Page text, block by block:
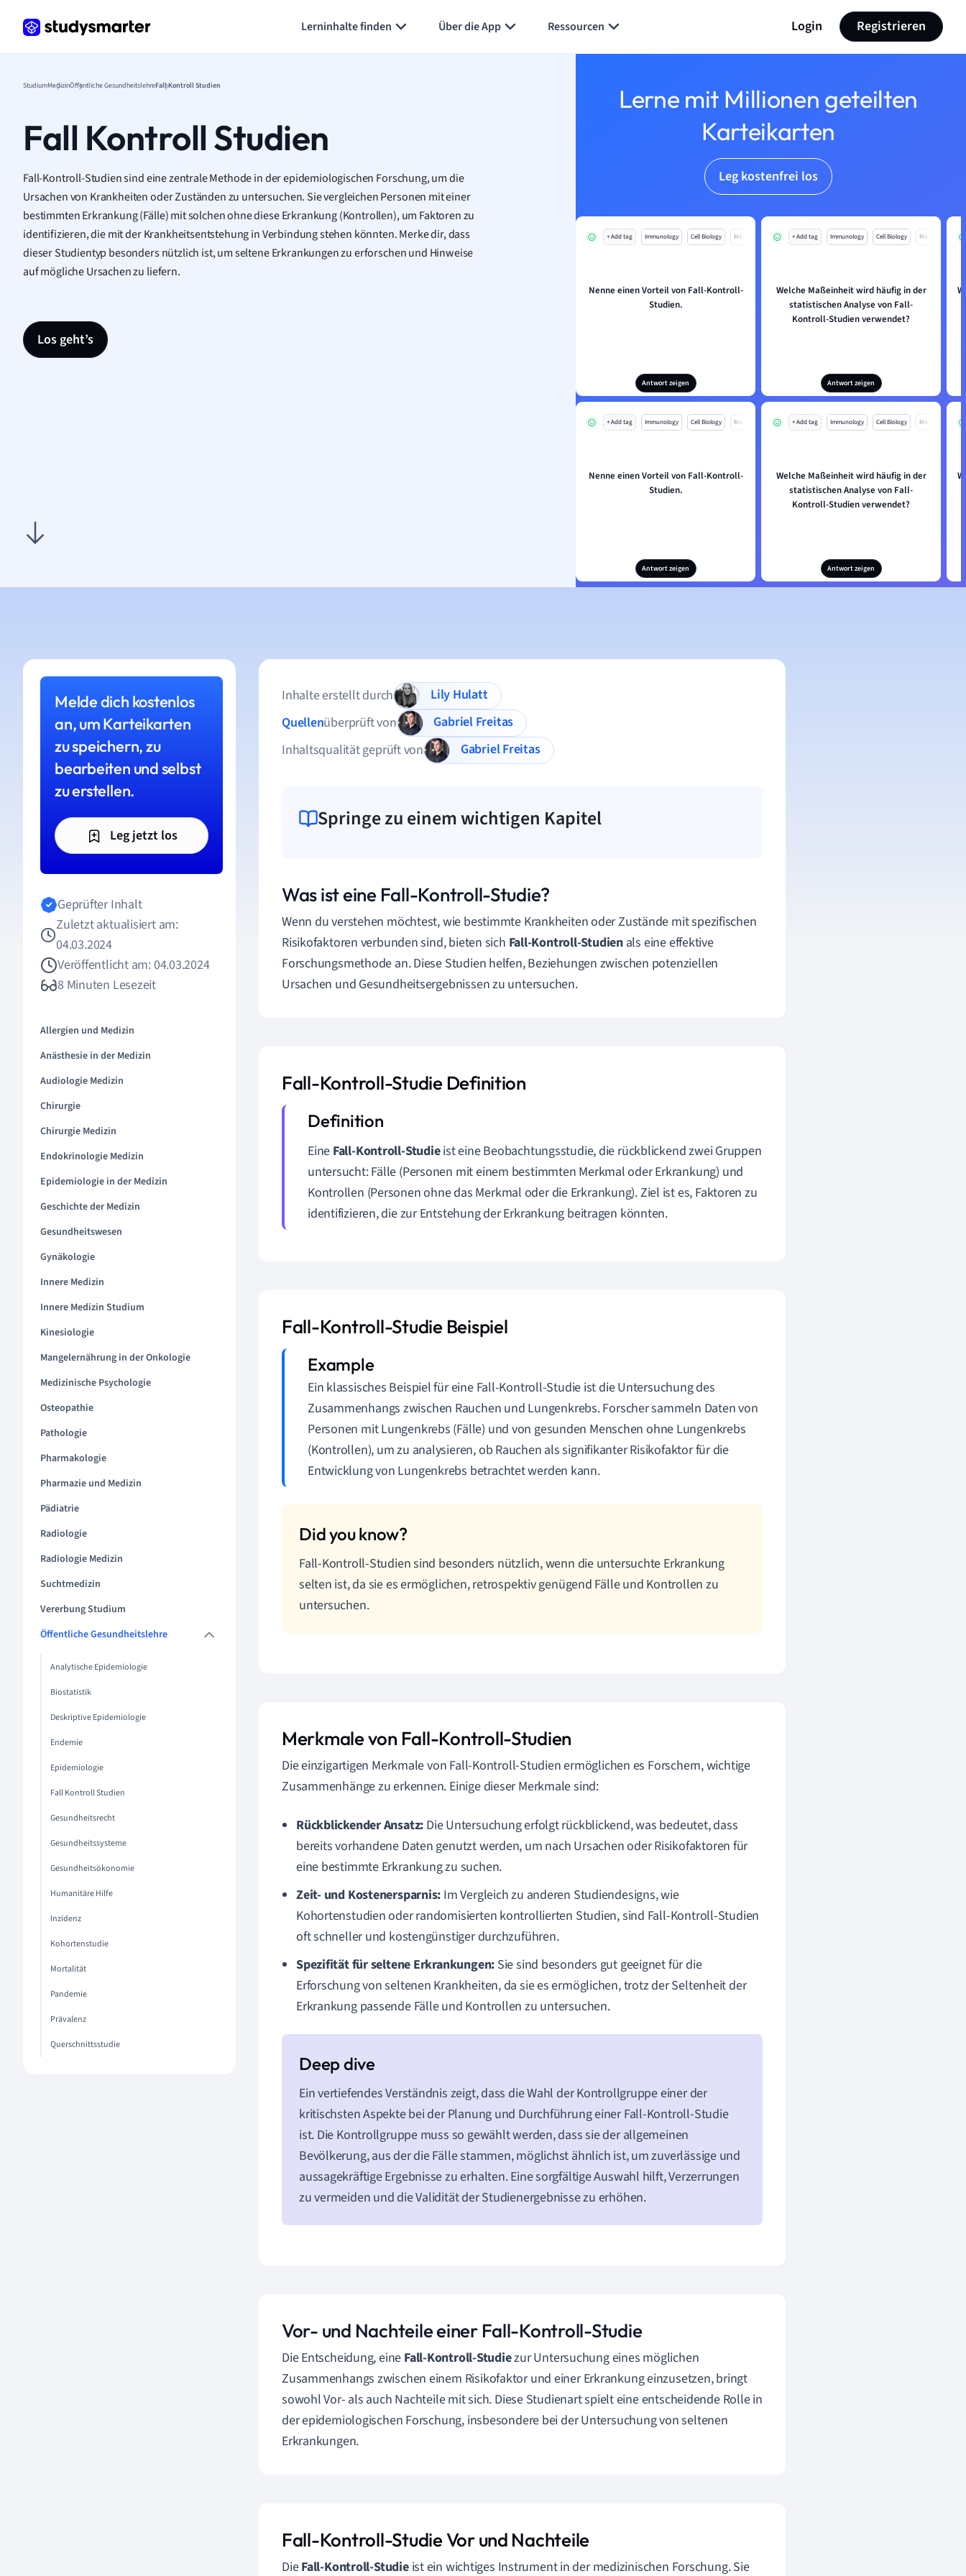
Lerninhalte finden Über die App Ressourcen Login Registrieren
StudiumMedizinÖffentliche GesundheitslehreFall Kontroll Studien
Fall Kontroll Studien
Fall-Kontroll-Studien sind eine zentrale Methode in der epidemiologischen Forschung, um die
Ursachen von Krankheiten oder Zuständen zu untersuchen. Sie vergleichen Personen mit einer
bestimmten Erkrankung (Fälle) mit solchen ohne diese Erkrankung (Kontrollen), um Faktoren zu
identifizieren, die mit der Krankheitsentstehung in Verbindung stehen könnten. Merke dir, dass
dieser Studientyp besonders nützlich ist, um seltene Erkrankungen zu erforschen und Hinweise
auf mögliche Ursachen zu liefern.
Los geht’s
Lerne mit Millionen geteilten
Karteikarten
Leg kostenfrei los
+ Add tag Immunology Cell Biology Mo
Nenne einen Vorteil von Fall-Kontroll-
Studien.
Antwort zeigen
+ Add tag Immunology Cell Biology Mo
Welche Maßeinheit wird häufig in der
statistischen Analyse von Fall-
Kontroll-Studien verwendet?
Antwort zeigen
+ Add tag Immunology Cell Biology Mo
Nenne einen Vorteil von Fall-Kontroll-
Studien.
Antwort zeigen
+ Add tag Immunology Cell Biology Mo
Welche Maßeinheit wird häufig in der
statistischen Analyse von Fall-
Kontroll-Studien verwendet?
Antwort zeigen
Melde dich kostenlos
an, um Karteikarten
zu speichern, zu
bearbeiten und selbst
zu erstellen.
Leg jetzt los
Geprüfter Inhalt
Zuletzt aktualisiert am:
04.03.2024
Veröffentlicht am: 04.03.2024
8 Minuten Lesezeit
Allergien und Medizin
Anästhesie in der Medizin
Audiologie Medizin
Chirurgie
Chirurgie Medizin
Endokrinologie Medizin
Epidemiologie in der Medizin
Geschichte der Medizin
Gesundheitswesen
Gynäkologie
Innere Medizin
Innere Medizin Studium
Kinesiologie
Mangelernährung in der Onkologie
Medizinische Psychologie
Osteopathie
Pathologie
Pharmakologie
Pharmazie und Medizin
Pädiatrie
Radiologie
Radiologie Medizin
Suchtmedizin
Vererbung Studium
Öffentliche Gesundheitslehre
Analytische Epidemiologie
Biostatistik
Deskriptive Epidemiologie
Endemie
Epidemiologie
Fall Kontroll Studien
Gesundheitsrecht
Gesundheitssysteme
Gesundheitsökonomie
Humanitäre Hilfe
Inzidenz
Kohortenstudie
Mortalität
Pandemie
Prävalenz
Querschnittsstudie
Inhalte erstellt durch
Lily Hulatt
Quellenüberprüft von
Gabriel Freitas
Inhaltsqualität geprüft von
Gabriel Freitas
Springe zu einem wichtigen Kapitel
Was ist eine Fall-Kontroll-Studie?
Wenn du verstehen möchtest, wie bestimmte Krankheiten oder Zustände mit spezifischen
Risikofaktoren verbunden sind, bieten sich Fall-Kontroll-Studienals eine effektive
Forschungsmethode an. Diese Studien helfen, Beziehungen zwischen potenziellen
Ursachen und Gesundheitsergebnissen zu untersuchen.
Fall-Kontroll-Studie Definition
Eine Fall-Kontroll-Studieist eine Beobachtungsstudie, die rückblickend zwei Gruppen
untersucht: Fälle (Personen mit einem bestimmten Merkmal oder Erkrankung) und
Kontrollen (Personen ohne das Merkmal oder die Erkrankung). Ziel ist es, Faktoren zu
identifizieren, die zur Entstehung der Erkrankung beitragen könnten.
Fall-Kontroll-Studie Beispiel
Ein klassisches Beispiel für eine Fall-Kontroll-Studie ist die Untersuchung des
Zusammenhangs zwischen Rauchen und Lungenkrebs. Forscher sammeln Daten von
Personen mit Lungenkrebs (Fälle) und von gesunden Menschen ohne Lungenkrebs
(Kontrollen), um zu analysieren, ob Rauchen als signifikanter Risikofaktor für die
Entwicklung von Lungenkrebs betrachtet werden kann.
Fall-Kontroll-Studien sind besonders nützlich, wenn die untersuchte Erkrankung
selten ist, da sie es ermöglichen, retrospektiv genügend Fälle und Kontrollen zu
untersuchen.
Merkmale von Fall-Kontroll-Studien
Die einzigartigen Merkmale von Fall-Kontroll-Studien ermöglichen es Forschern, wichtige
Zusammenhänge zu erkennen. Einige dieser Merkmale sind:
Rückblickender Ansatz: Die Untersuchung erfolgt rückblickend, was bedeutet, dass
bereits vorhandene Daten genutzt werden, um nach Ursachen oder Risikofaktoren für
eine bestimmte Erkrankung zu suchen.
Zeit- und Kostenersparnis: Im Vergleich zu anderen Studiendesigns, wie
Kohortenstudien oder randomisierten kontrollierten Studien, sind Fall-Kontroll-Studien
oft schneller und kostengünstiger durchzuführen.
Spezifität für seltene Erkrankungen: Sie sind besonders gut geeignet für die
Erforschung von seltenen Krankheiten, da sie es ermöglichen, trotz der Seltenheit der
Erkrankung passende Fälle und Kontrollen zu untersuchen.
Ein vertiefendes Verständnis zeigt, dass die Wahl der Kontrollgruppe einer der
kritischsten Aspekte bei der Planung und Durchführung einer Fall-Kontroll-Studie
ist. Die Kontrollgruppe muss so gewählt werden, dass sie der allgemeinen
Bevölkerung, aus der die Fälle stammen, möglichst ähnlich ist, um zuverlässige und
aussagekräftige Ergebnisse zu erhalten. Eine sorgfältige Auswahl hilft, Verzerrungen
zu vermeiden und die Validität der Studienergebnisse zu erhöhen.
Vor- und Nachteile einer Fall-Kontroll-Studie
Die Entscheidung, eine Fall-Kontroll-Studiezur Untersuchung eines möglichen
Zusammenhangs zwischen einem Risikofaktor und einer Erkrankung einzusetzen, bringt
sowohl Vor- als auch Nachteile mit sich. Diese Studienart spielt eine entscheidende Rolle in
der epidemiologischen Forschung, insbesondere bei der Untersuchung von seltenen
Erkrankungen.
Fall-Kontroll-Studie Vor und Nachteile
DieFall-Kontroll-Studieist ein wichtiges Instrument in der medizinischen Forschung. Sie